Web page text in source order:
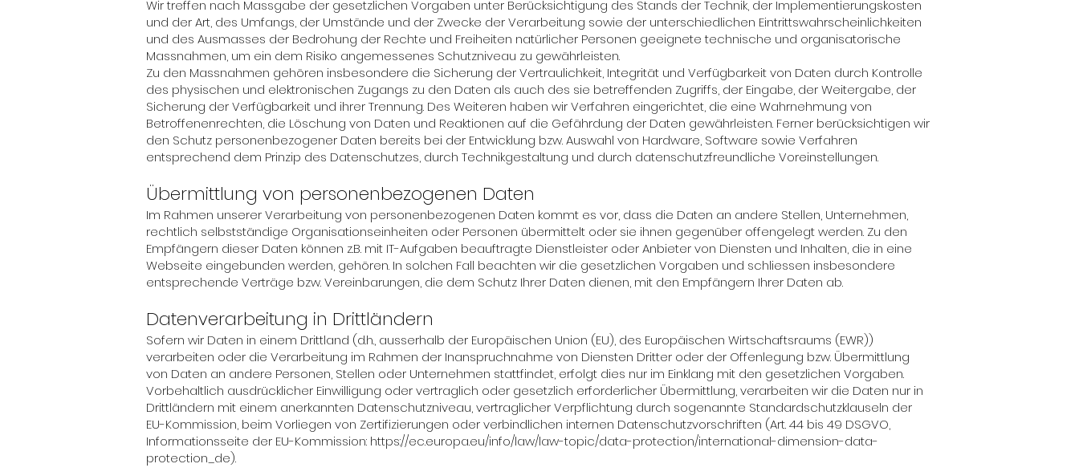
Wir treffen nach Massgabe der gesetzlichen Vorgaben unter Berücksichtigung des Stands der Technik, der Implementierungskosten
und der Art, des Umfangs, der Umstände und der Zwecke der Verarbeitung sowie der unterschiedlichen Eintrittswahrscheinlichkeiten
und des Ausmasses der Bedrohung der Rechte und Freiheiten natürlicher Personen geeignete technische und organisatorische
Massnahmen, um ein dem Risiko angemessenes Schutzniveau zu gewährleisten.
Zu den Massnahmen gehören insbesondere die Sicherung der Vertraulichkeit, Integrität und Verfügbarkeit von Daten durch Kontrolle
des physischen und elektronischen Zugangs zu den Daten als auch des sie betreffenden Zugriffs, der Eingabe, der Weitergabe, der
Sicherung der Verfügbarkeit und ihrer Trennung. Des Weiteren haben wir Verfahren eingerichtet, die eine Wahrnehmung von
Betroffenenrechten, die Löschung von Daten und Reaktionen auf die Gefährdung der Daten gewährleisten. Ferner berücksichtigen wir
den Schutz personenbezogener Daten bereits bei der Entwicklung bzw. Auswahl von Hardware, Software sowie Verfahren
entsprechend dem Prinzip des Datenschutzes, durch Technikgestaltung und durch datenschutzfreundliche Voreinstellungen.
Übermittlung von personenbezogenen Daten
Im Rahmen unserer Verarbeitung von personenbezogenen Daten kommt es vor, dass die Daten an andere Stellen, Unternehmen,
rechtlich selbstständige Organisationseinheiten oder Personen übermittelt oder sie ihnen gegenüber offengelegt werden. Zu den
Empfängern dieser Daten können z.B. mit IT-Aufgaben beauftragte Dienstleister oder Anbieter von Diensten und Inhalten, die in eine
Webseite eingebunden werden, gehören. In solchen Fall beachten wir die gesetzlichen Vorgaben und schliessen insbesondere
entsprechende Verträge bzw. Vereinbarungen, die dem Schutz Ihrer Daten dienen, mit den Empfängern Ihrer Daten ab.
Datenverarbeitung in Drittländern
Sofern wir Daten in einem Drittland (d.h., ausserhalb der Europäischen Union (EU), des Europäischen Wirtschaftsraums (EWR))
verarbeiten oder die Verarbeitung im Rahmen der Inanspruchnahme von Diensten Dritter oder der Offenlegung bzw. Übermittlung
von Daten an andere Personen, Stellen oder Unternehmen stattfindet, erfolgt dies nur im Einklang mit den gesetzlichen Vorgaben.
Vorbehaltlich ausdrücklicher Einwilligung oder vertraglich oder gesetzlich erforderlicher Übermittlung, verarbeiten wir die Daten nur in
Drittländern mit einem anerkannten Datenschutzniveau, vertraglicher Verpflichtung durch sogenannte Standardschutzklauseln der
EU-Kommission, beim Vorliegen von Zertifizierungen oder verbindlichen internen Datenschutzvorschriften (Art. 44 bis 49 DSGVO,
Informationsseite der EU-Kommission: https://ec.europa.eu/info/law/law-topic/data-protection/international-dimension-data-
protection_de).